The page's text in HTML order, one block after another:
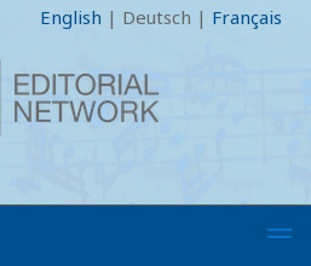
English | Deutsch | Français